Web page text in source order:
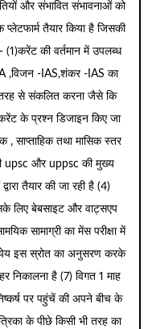
और संभावित संभावनाओं को
तैयार किया है जिसकी
की वर्तमान में उपलब्ध
,विजन -IAS,शंकर -IAS का
तरह से संकलित करना जैसे कि
के प्रश्न डिजाइन किए जा
, साप्ताहिक तथा मासिक स्तर
upsc और uppsc की मुख्य
तैयार की जा रही है (4)
लिए बेबसाइट और वाट्सएप
सामाग्री का मेंस परीक्षा में
इस स्रोत का अनुसरण करके
निकालना है (7) विगत 1 माह
पर पहुंचें की अपने बीच के
के पीछे किसी भी तरह का